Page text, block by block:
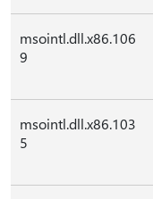
msointl.dll.x86.106
9
msointl.dll.x86.103
5